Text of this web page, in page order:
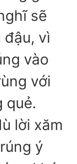
sẽ
đậu, vì
vào
với
quẻ.
lời xăm
ý